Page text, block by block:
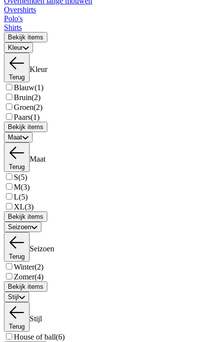
Overshirts
Polo's
Shirts
Bekijk items
Kleur
Terug
Kleur
Blauw(1)
Bruin(2)
Groen(2)
Paars(1)
Bekijk items
Maat
Terug
Maat
S(5)
M(3)
L(5)
XL(3)
Bekijk items
Seizoen
Terug
Seizoen
Winter(2)
Zomer(4)
Bekijk items
Stijl
Terug
Stijl
House of ball(6)